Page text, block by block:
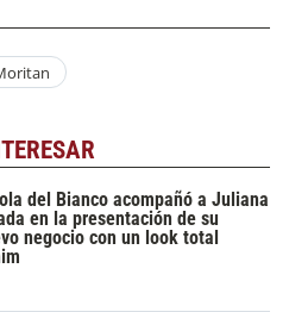
del Bianco acompañó a Juliana
en la presentación de su
negocio con un look total